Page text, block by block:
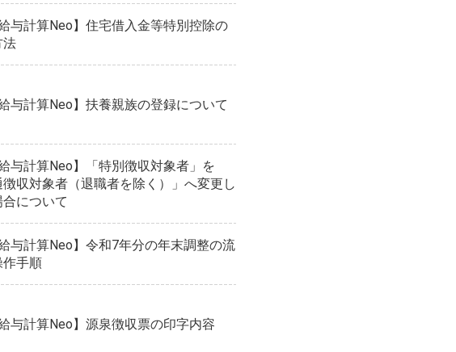
給与計算Neo】住宅借入金等特別控除の
法
給与計算Neo】扶養親族の登録について
給与計算Neo】「特別徴収対象者」を
徴収対象者（退職者を除く）」へ変更し
について
給与計算Neo】令和7年分の年末調整の流
作手順
給与計算Neo】源泉徴収票の印字内容